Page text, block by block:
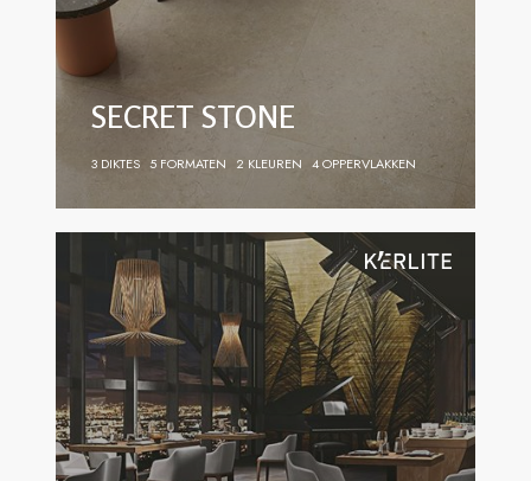
SECRET STONE
3 DIKTES 5 FORMATEN 2 KLEUREN 4 OPPERVLAKKEN